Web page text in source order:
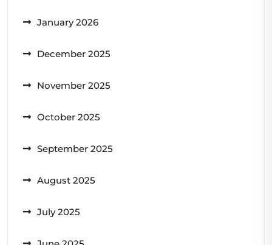
January 2026
December 2025
November 2025
October 2025
September 2025
August 2025
July 2025